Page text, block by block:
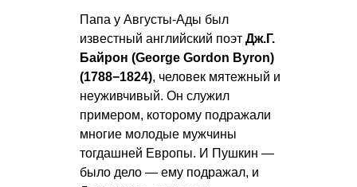
Папа у Августы-Ады был
известный английский поэт Дж.Г.
Байрон (George Gordon Byron)
(1788−1824), человек мятежный и
неуживчивый. Он служил
примером, которому подражали
многие молодые мужчины
тогдашней Европы. И Пушкин —
было дело — ему подражал, и